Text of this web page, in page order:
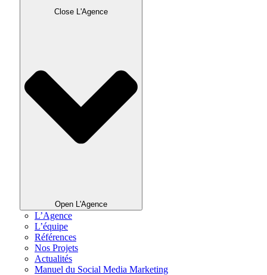
Close L'Agence
Open L'Agence
L’Agence
L’équipe
Références
Nos Projets
Actualités
Manuel du Social Media Marketing